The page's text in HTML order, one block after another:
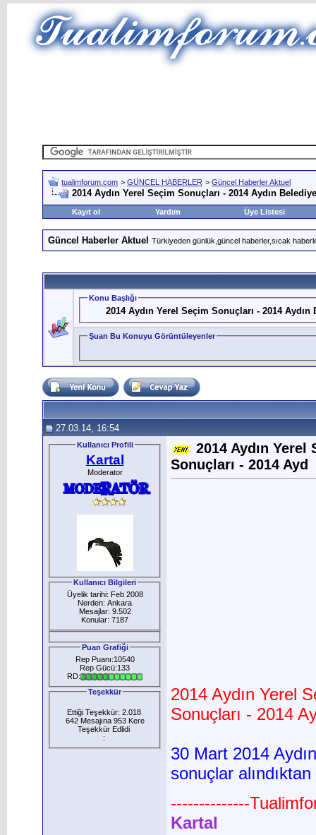
tualimforum.com > GÜNCEL HABERLER > Güncel Haberler Aktuel
2014 Aydın Yerel Seçim Sonuçları - 2014 Aydın
Kayıt ol Yardım Üye Listesi
Güncel Haberler Aktuel Türkiyeden günlük,güncel haberler,sıcak
Konu Başlığı
2014 Aydın Yerel Seçim Sonuçları - 2014
Şuan Bu Konuyu Görüntüleyenler
27.03.14, 16:54
Kullanıcı Profili
Kartal
Moderator
Kullanıcı Bilgileri
Üyelik tarihi: Feb 2008
Nerden: Ankara
Mesajlar: 9.502
Konular: 7187
Puan Grafiği
Rep Puanı:10540
Rep Gücü:133
RD:
Teşekkür
Ettiği Teşekkür: 2.018
642 Mesajına 953 Kere
Teşekkür Edlidi
:
2014 Aydın
Sonuçları - 2014 Ayd
2014 Aydın Yerel
Sonuçları - 2014
30 Mart 2014 Aydın
sonuçlar
--------------
Kartal